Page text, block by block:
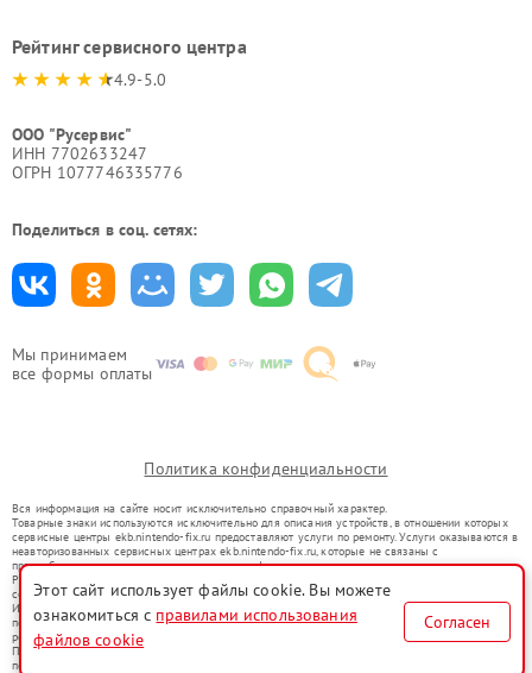
Мы принимаем
все формы оплаты
Рейтинг сервисного центра
4.9-5.0
ООО "Русервис"
ИНН 7702633247
ОГРН 1077746335776
Поделиться в соц. сетях:
Политика конфиденциальности
Вся информация на сайте носит исключительно справочный характер.
Товарные знаки используются исключительно для описания устройств, в отношении которых
сервисные центры ekb.nintendo-fix.ru предоставляют услуги по ремонту. Услуги оказываются в
неавторизованных сервисных центрах ekb.nintendo-fix.ru, которые не связаны с
правообладателями товарных знаков или их официальными представителями.
Ремонт осуществляется для устройств, уже введенных в гражданский оборот в соответствии
со статьей 1487 ГК РФ.
Использование товарных знаков не преследует цели индивидуализации услуг или введения
потребителей в заблуждение, а служит для информирования о предоставляемых услугах по
ремонту техники указанных брендов.
Представленная на сайте информация не является публичной офертой, определяемой
положениями Статьи 437(2) Гражданского кодекса РФ
Этот сайт использует файлы cookie. Вы можете
ознакомиться с правилами использования
файлов cookie
Согласен